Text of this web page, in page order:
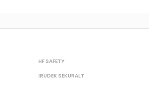
HF SAFETY
IRUDEK SEKURALT